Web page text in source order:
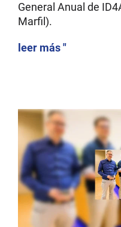
General Anual de
Marfil).
leer más "